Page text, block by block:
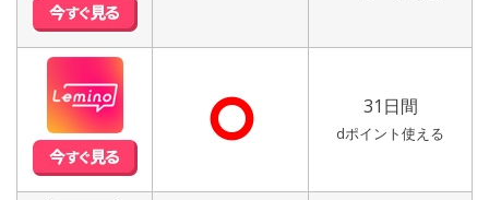
⭘ 31日間
dポイント使える